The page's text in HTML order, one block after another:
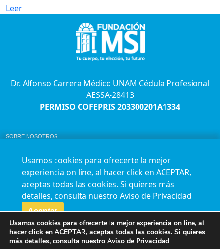
Leer
Dr. Alfonso Carrera Médico UNAM Cédula Profesional
AESSA-28413
PERMISO COFEPRIS 203300201A1334
SOBRE NOSOTROS
AVISO DE PRIVACIDAD
Horario de atención para citas e informes:
Lunes a sábado de 7:00am a 9:00pm
Agenda en línea
24/7 aquí
Síguenos en nuestras redes
Usamos cookies para ofrecerte la mejor
experiencia on line, al hacer click en ACEPTAR,
aceptas todas las cookies. Si quieres más
detalles, consulta nuestro Aviso de Privacidad
Aceptar
Usamos cookies para ofrecerte la mejor experiencia on line, al
hacer click en ACEPTAR, aceptas todas las cookies. Si quieres
más detalles, consulta nuestro Aviso de Privacidad